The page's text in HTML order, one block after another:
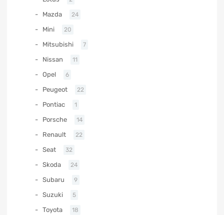
Mazda 24
Mini 20
Mitsubishi 7
Nissan 11
Opel 6
Peugeot 22
Pontiac 1
Porsche 14
Renault 22
Seat 32
Skoda 24
Subaru 9
Suzuki 5
Toyota 18